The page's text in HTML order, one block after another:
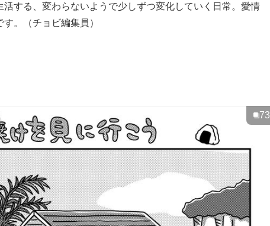
活する、変わらないようで少しずつ変化していく日常。愛情
。（チョビ編集員）
73